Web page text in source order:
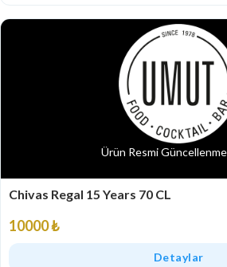
Ürün Resmi
Chivas Regal 15 Years 70 CL
10000 ₺
Detaylar